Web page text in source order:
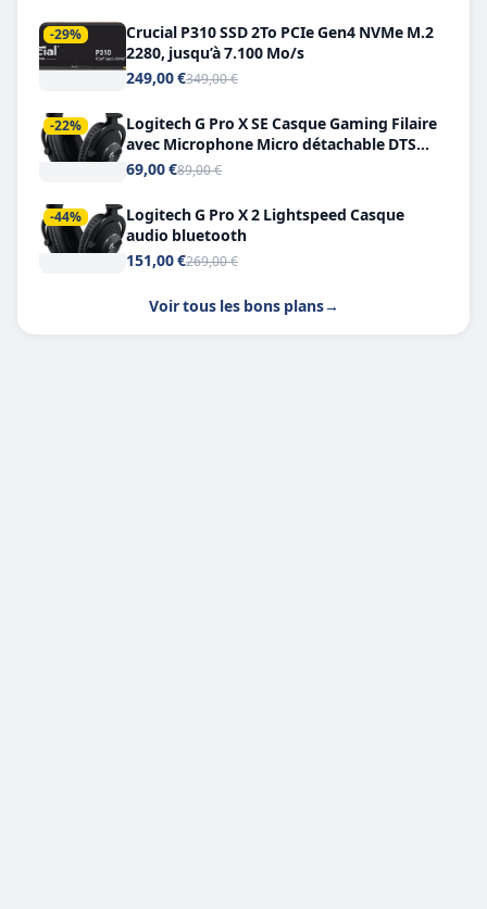
-29%
Crucial P310 SSD 2To PCIe Gen4 NVMe M.2
2280, jusqu’à 7.100 Mo/s
249,00 €349,00 €
-22%
Logitech G Pro X SE Casque Gaming Filaire
avec Microphone Micro détachable DTS
Headphone X 7.1
69,00 €89,00 €
-44%
Logitech G Pro X 2 Lightspeed Casque
audio bluetooth
151,00 €269,00 €
Voir tous les bons plans→